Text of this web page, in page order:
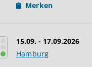
Merken
15.09. - 17.09.2026
Hamburg